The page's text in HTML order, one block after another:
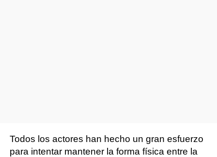
Todos los actores han hecho un gran esfuerzo
para intentar mantener la forma física entre la